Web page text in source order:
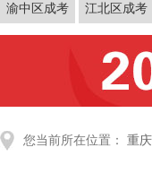
渝中区成考 江北区成考
您当前所在位置： 重